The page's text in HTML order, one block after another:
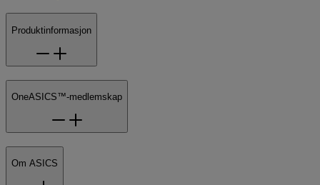
Produktinformasjon
OneASICS™-medlemskap
Om ASICS